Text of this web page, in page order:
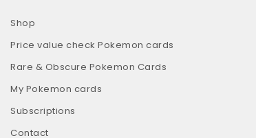
Shop
Price value check Pokemon cards
Rare & Obscure Pokemon Cards
My Pokemon cards
Subscriptions
Contact